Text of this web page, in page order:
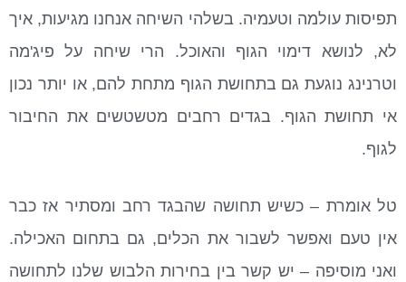
תפיסות עולמה וטעמיה. בשלהי השיחה אנחנו מגיעות, איך
לא, לנושא דימוי הגוף והאוכל. הרי שיחה על פיג'מה
וטרנינג נוגעת גם בתחושת הגוף מתחת להם, או יותר נכון
אי תחושת הגוף. בגדים רחבים מטשטשים את החיבור
לגוף.
טל אומרת – כשיש תחושה שהבגד רחב ומסתיר אז כבר
אין טעם ואפשר לשבור את הכלים, גם בתחום האכילה.
ואני מוסיפה – יש קשר בין בחירות הלבוש שלנו לתחושה